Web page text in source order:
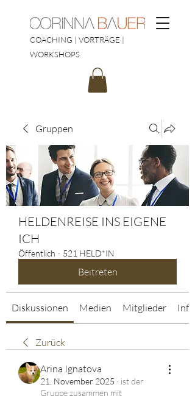
COACHING | VORTRÄGE |
WORKSHOPS
Gruppen
HELDENREISE INS EIGENE
ICH
Öffentlich · 521 HELD*IN
Beitreten
Diskussionen Medien Mitglieder Info
Zurück
Arina Ignatova
21. November 2025 · ist der
Gruppe zusammen mit